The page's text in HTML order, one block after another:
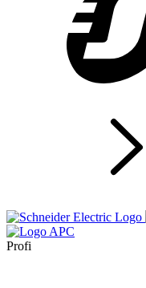
Profi